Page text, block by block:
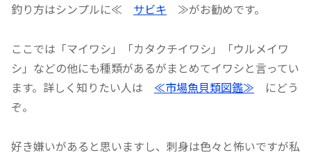
釣り方はシンプルに≪ サビキ ≫がお勧めです。
ここでは「マイワシ」「カタクチイワシ」「ウルメイワ
シ」などの他にも種類があるがまとめてイワシと言ってい
ます。詳しく知りたい人は ≪市場魚貝類図鑑≫ にどう
ぞ。
好き嫌いがあると思いますし、刺身は色々と怖いですが私